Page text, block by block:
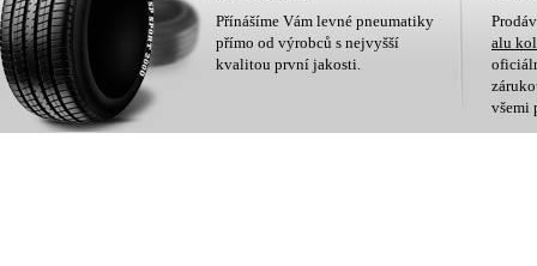
Přínášíme Vám levné pneumatiky
přímo od výrobců s nejvyšší
kvalitou první jakosti.
alu
všemi